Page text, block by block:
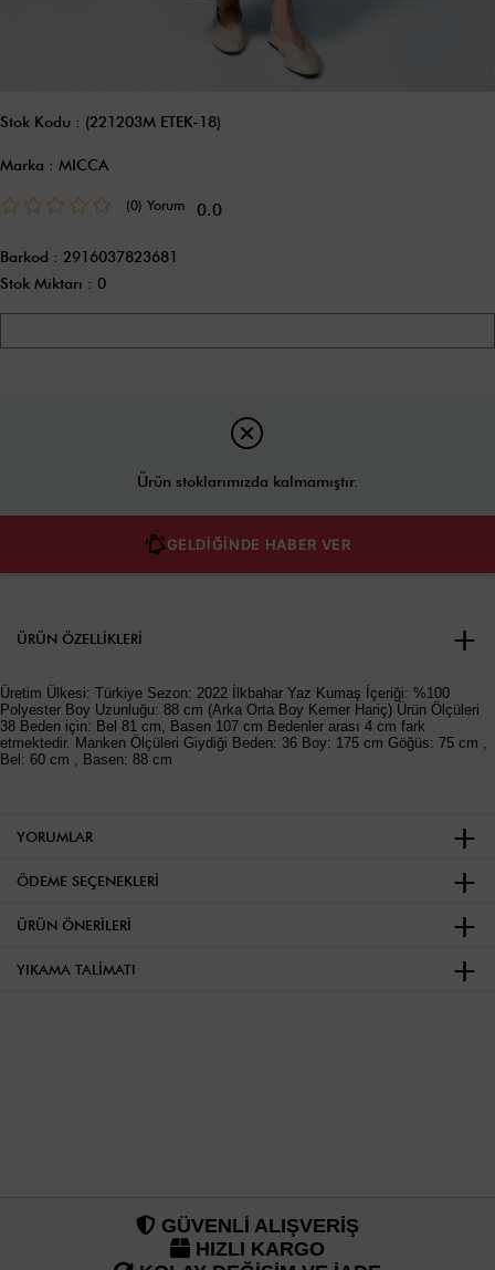
Stok Kodu (221203M ETEK-18)
Marka : MICCA
(0) 0.0
Barkod : 2916037823681
Stok Miktarı : 0
Ürün stoklarımızda kalmamıştır.
GELDİĞİNDE HABER VER
ÜRÜN ÖZELLIKLERI
Üretim Ülkesi: Türkiye Sezon: 2022 İlkbahar Yaz Kumaş İçeriği: %100
Polyester Boy Uzunluğu: 88 cm (Arka Orta Boy Kemer Hariç) Ürün Ölçüleri
38 Beden için: Bel 81 cm, Basen 107 cm Bedenler arası 4 cm fark
etmektedir. Manken Ölçüleri Giydiği Beden: 36 Boy: 175 cm Göğüs: 75 cm ,
Bel: 60 cm , Basen: 88 cm
YORUMLAR
ÖDEME SEÇENEKLERI
ÜRÜN ÖNERILERI
YIKAMA TALIMATI
GÜVENLİ ALIŞVERİŞ
HIZLI KARGO